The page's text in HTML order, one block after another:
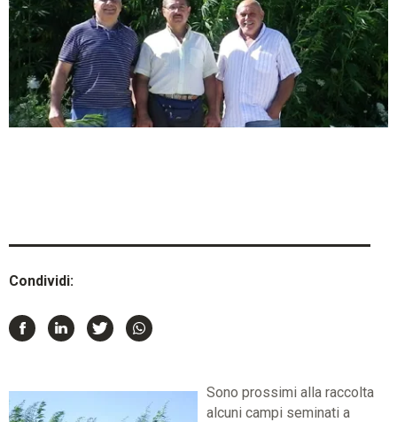
Condividi:
Sono prossimi alla raccolta
alcuni campi seminati a